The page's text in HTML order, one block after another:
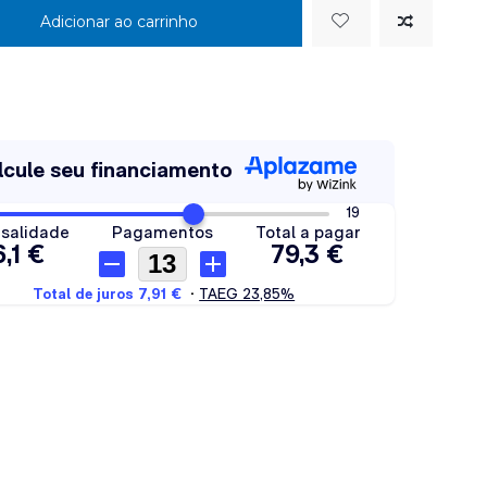
Adicionar ao carrinho